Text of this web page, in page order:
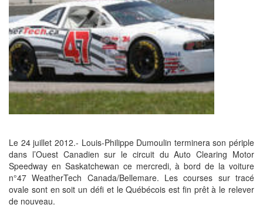
Le 24 juillet 2012.- Louis-Philippe Dumoulin terminera son périple
dans l’Ouest Canadien sur le circuit du Auto Clearing Motor
Speedway en Saskatchewan ce mercredi, à bord de la voiture
n°47 WeatherTech Canada/Bellemare. Les courses sur tracé
ovale sont en soit un défi et le Québécois est fin prêt à le relever
de nouveau.